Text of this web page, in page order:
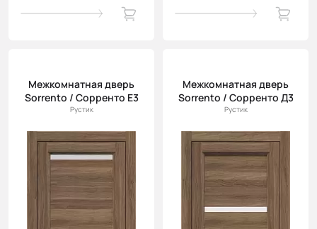
Межкомнатная дверь
Sorrento / Сорренто Е3
Рустик
Межкомнатная дверь
Sorrento / Сорренто Д3
Рустик